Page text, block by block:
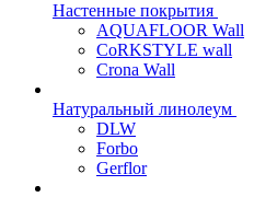
Настенные покрытия
AQUAFLOOR Wall
CoRKSTYLE wall
Crona Wall
Натуральный линолеум
DLW
Forbo
Gerflor